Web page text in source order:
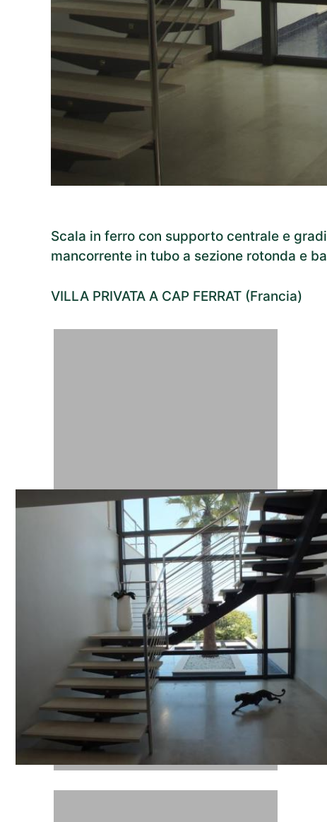
Scala in ferro con supporto centrale e
mancorrente in tubo a sezione rotonda e
VILLA PRIVATA A CAP FERRAT (Francia)